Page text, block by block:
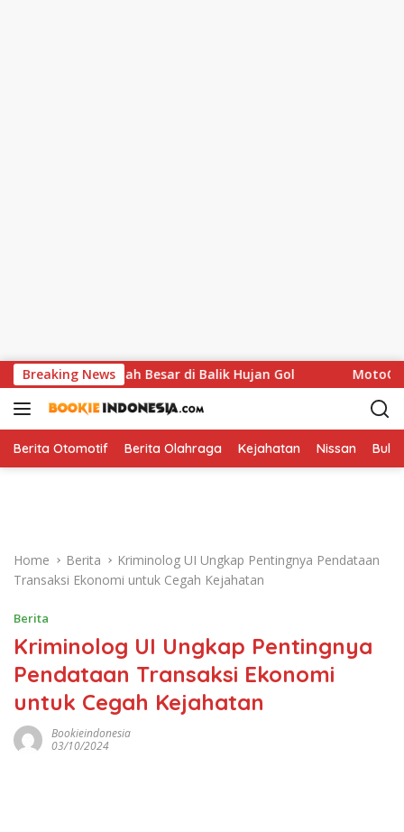
k
p
o
Breaking News
Soroti Celah Besar di Balik Hujan Gol MotoGP
Berita Otomotif Berita Olahraga Kejahatan Nissan
Home Berita
Kriminolog UI Ungkap Pentingnya Pendataan
Transaksi Ekonomi untuk Cegah Kejahatan
Berita
Kriminolog UI Ungkap Pentingnya
Pendataan Transaksi Ekonomi
untuk Cegah Kejahatan
Bookieindonesia
03/10/2024